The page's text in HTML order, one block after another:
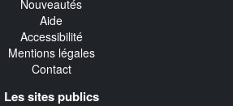
Nouveautés
Aide
Accessibilité
Mentions légales
Contact
Les sites publics